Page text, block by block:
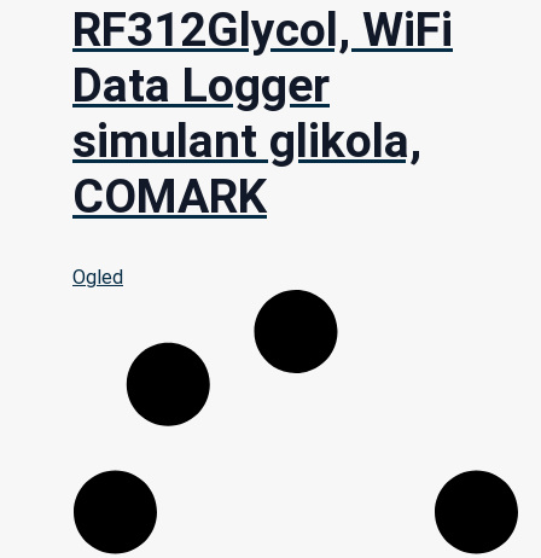
RF312Glycol, WiFi
Data Logger
simulant glikola,
COMARK
Ogled